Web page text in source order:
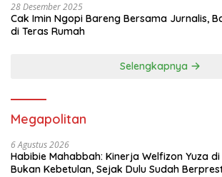
28 Desember 2025
Cak Imin Ngopi Bareng Bersama Jurnalis,
di Teras Rumah
Selengkapnya
Megapolitan
6 Agustus 2026
Habibie Mahabbah: Kinerja Welfizon Yuza
Bukan Kebetulan, Sejak Dulu Sudah